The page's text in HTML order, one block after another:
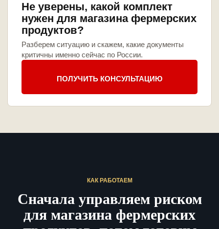
Не уверены, какой комплект
нужен для магазина фермерских
продуктов?
Разберем ситуацию и скажем, какие документы
критичны именно сейчас по России.
ПОЛУЧИТЬ КОНСУЛЬТАЦИЮ
КАК РАБОТАЕМ
Сначала управляем риском
для магазина фермерских